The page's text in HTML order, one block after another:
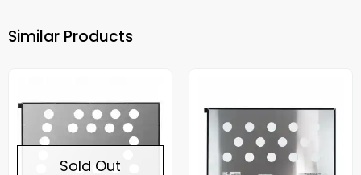
Similar Products
Sold Out